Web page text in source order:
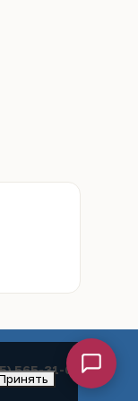
565-31-09